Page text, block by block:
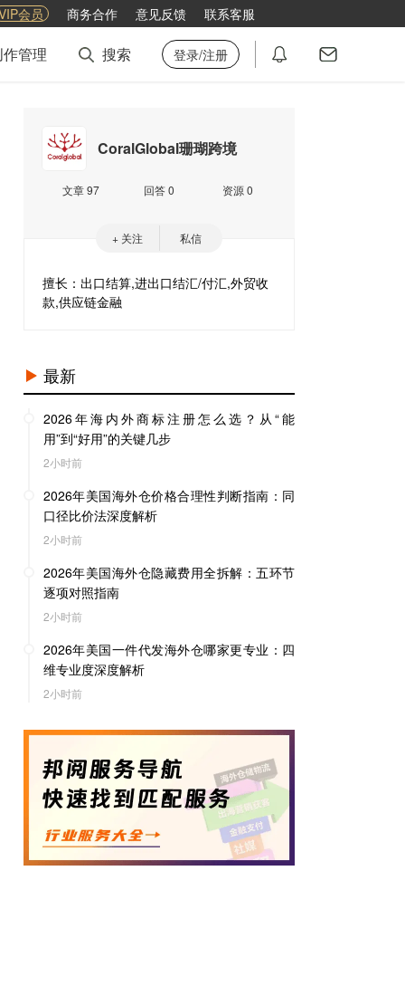
会员 商务合作 意见反馈 联系客服
管理 搜索 登录/注册
CoralGlobal珊瑚跨境
文章 97 回答 0 资源 0
+ 关注 私信
擅长：出口结算,进出口结汇/付汇,外贸收
款,供应链金融
最新
2026年海内外商标注册怎么选？从“能
用”到“好用”的关键几步
2小时前
2026年美国海外仓价格合理性判断指南：同
口径比价法深度解析
2小时前
2026年美国海外仓隐藏费用全拆解：五环节
逐项对照指南
2小时前
2026年美国一件代发海外仓哪家更专业：四
维专业度深度解析
2小时前